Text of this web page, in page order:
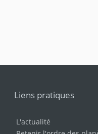
Liens pratiques
L'actualité